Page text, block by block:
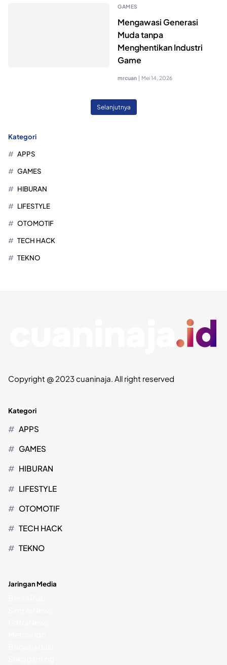
GAMES
Mengawasi Generasi
Muda tanpa
Menghentikan Industri
Game
mrcuan | Mei 14, 2026
Selanjutnya
Kategori
APPS
GAMES
HIBURAN
LIFESTYLE
OTOMOTIF
TECH HACK
TEKNO
Copyright @ 2023 cuaninaja. All right reserved
Kategori
APPS
GAMES
HIBURAN
LIFESTYLE
OTOMOTIF
TECH HACK
TEKNO
Jaringan Media